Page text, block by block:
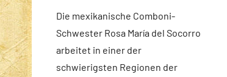
Die mexikanische Comboni-
Schwester Rosa María del Socorro
arbeitet in einer der
schwierigsten Regionen der